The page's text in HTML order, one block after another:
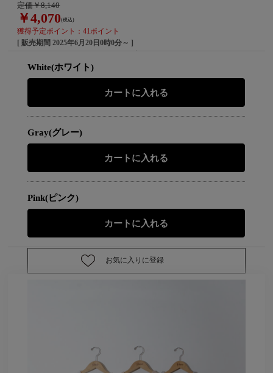
定価￥8,140
￥4,070(税込)
獲得予定ポイント：41ポイント
[ 販売期間2025年6月20日0時0分～ ]
White(ホワイト)
Gray(グレー)
Pink(ピンク)
お気に入りに登録